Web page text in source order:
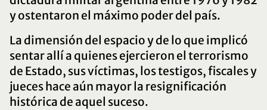
Julio César Strassera –
Homenaje
y ostentaron el máximo poder del país.
La dimensión del espacio y de lo que implicó
sentar allí a quienes ejercieron el terrorismo
de Estado, sus víctimas, los testigos, fiscales y
jueces hace aún mayor la resignificación
histórica de aquel suceso.